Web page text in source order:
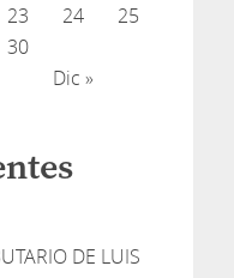
Dic »
23 24
25
30
DE LUIS